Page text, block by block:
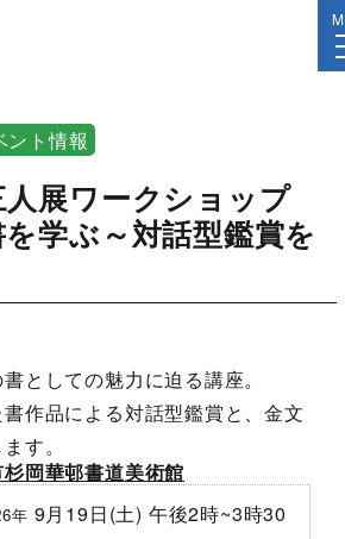
ント情報
展ワークショップ
学ぶ～対話型鑑賞を
としての魅力に迫る講座。
作品による対話型鑑賞と、金文
す。
岡華邨書道美術館
年 9月19日(土) 午後2時~3時30